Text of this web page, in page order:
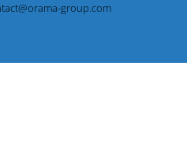
group.com